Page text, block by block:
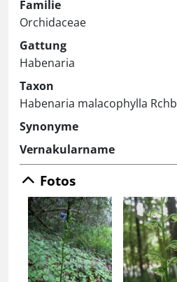
Familie
Orchidaceae
Gattung
Habenaria
Taxon
Habenaria malacophylla
Synonyme
Vernakularname
Fotos